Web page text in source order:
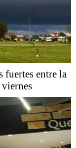
entre la